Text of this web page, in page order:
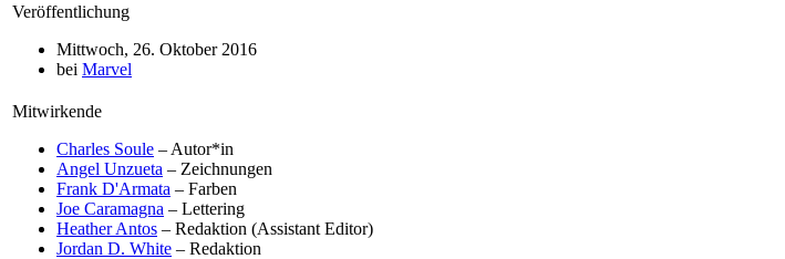
Veröffentlichung
Mittwoch, 26. Oktober 2016
bei Marvel
Mitwirkende
Charles Soule – Autor*in
Angel Unzueta – Zeichnungen
Frank D'Armata – Farben
Joe Caramagna – Lettering
Heather Antos – Redaktion (Assistant Editor)
Jordan D. White – Redaktion